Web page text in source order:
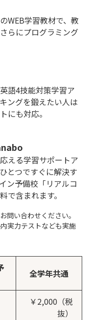
WEB学習教材で、教
らにプログラミング
語4技能対策学習ア
ングを鍛えたい人は
にも対応。
える学習サポートア
とつですぐに解決す
ン予備校「リアルコ
で含まれます。
問い合わせください。
実力テストなども実施
全学年共通
￥2,000（税
抜）